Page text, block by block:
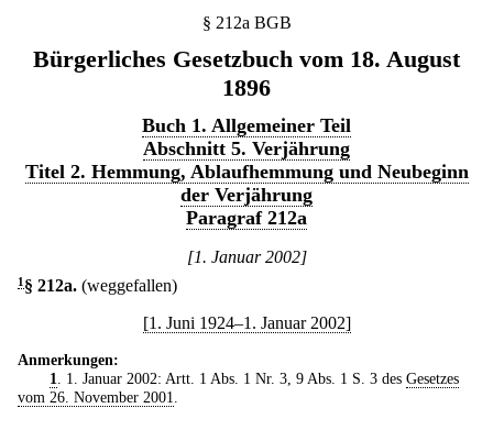
§ 212a BGB
Bürgerliches Gesetzbuch vom 18. August
1896
Buch 1. Allgemeiner Teil
Abschnitt 5. Verjährung
Titel 2. Hemmung, Ablaufhemmung und Neubeginn
der Verjährung
Paragraf 212a
[1. Januar 2002]
1 § 212a. (weggefallen)
[1. Juni 1924–1. Januar 2002]
Anmerkungen:
1
. 1. Januar 2002: Artt. 1 Abs. 1 Nr. 3, 9 Abs. 1 S. 3 des Gesetzes
vom 26. November 2001